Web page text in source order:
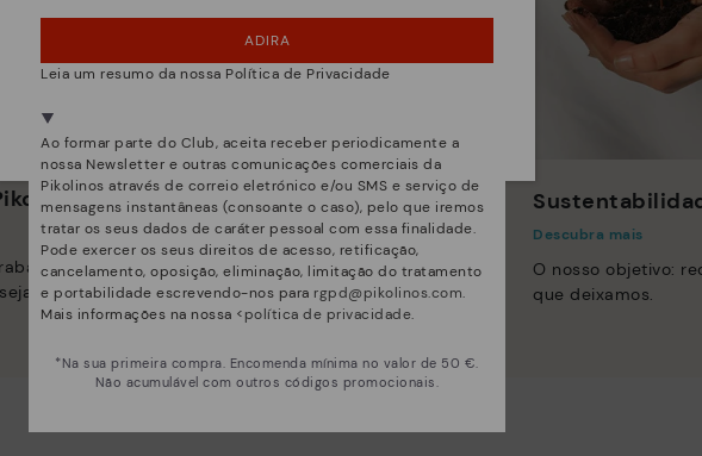
para que
único.
Inovação
Descubra mais
A pele é o que melhor nos define e
representa.
Descubra mais
O nosso objetivo:
que deixamos.
NÂO, QUERO VISITAR A WEB DO PORTUGAL
ADIRA
Leia um resumo da nossa Política de Privacidade
Ao formar parte do Club, aceita receber periodicamente a
nossa Newsletter e outras comunicações comerciais da
Pikolinos através de correio eletrónico e/ou SMS e serviço de
mensagens instantâneas (consoante o caso), pelo que iremos
tratar os seus dados de caráter pessoal com essa finalidade.
Pode exercer os seus direitos de acesso, retificação,
cancelamento, oposição, eliminação, limitação do tratamento
e portabilidade escrevendo-nos para rgpd@pikolinos.com.
Mais informações na nossa <política de privacidade.
*Na sua primeira compra. Encomenda mínima no valor de 50 €.
Não acumulável com outros códigos promocionais.